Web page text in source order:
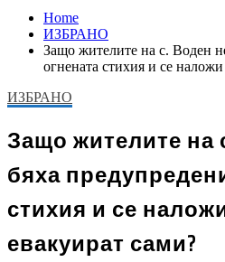
Home
ИЗБРАНО
Защо жителите на с. Воден
огнената стихия и се
ИЗБРАНО
Защо жителите на
бяха
стихия и се
евакуират сами?